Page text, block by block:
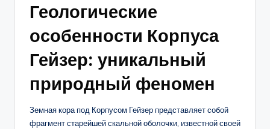
Геологические
особенности Корпуса
Гейзер: уникальный
природный феномен
Земная кора под Корпусом Гейзер представляет собой
фрагмент старейшей скальной оболочки, известной своей